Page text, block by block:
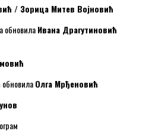
/ Зорица Митев Војновић
обновилаИвана Драгутиновић
обновилаОлга Мрђеновић